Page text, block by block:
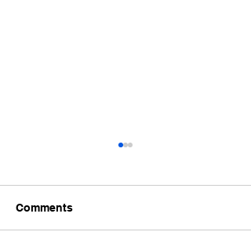
Comments